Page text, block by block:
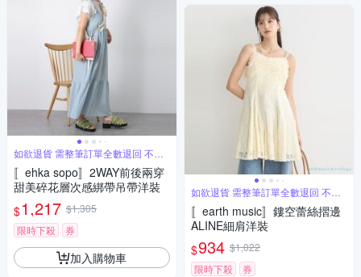
如欲退貨 需整筆訂單全數退回 不能
單退
〚ehka sopo〛2WAY前後兩穿
甜美碎花層次感綁帶吊帶洋裝
$1,217 $1,305
限時下殺
券
加入購物車
如欲退貨 需整筆訂單全數退回 不能
單退
〚earth music〛鏤空蕾絲摺邊
ALINE細肩洋裝
$934 $1,022
限時下殺
券